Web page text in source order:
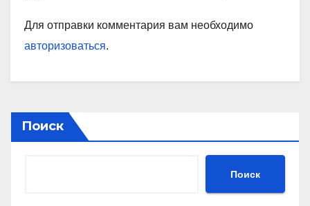
Для отправки комментария вам необходимо
авторизоваться.
Поиск
Поиск